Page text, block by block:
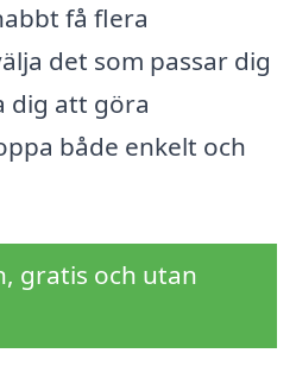
få flera
det som passar dig
dig att göra
både enkelt och
gratis och utan